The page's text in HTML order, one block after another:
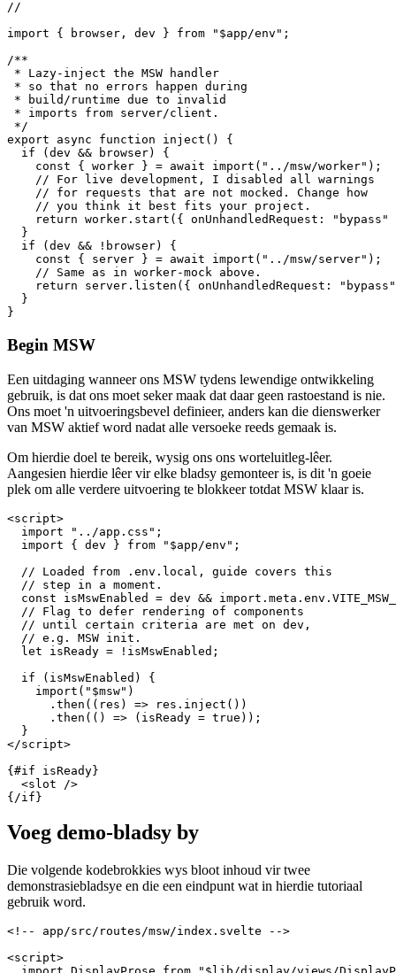
//
// app/src/msw/index.ts
//
import { browser, dev } from "$app/env";
/**
* Lazy-inject the MSW handler
* so that no errors happen during
* build/runtime due to invalid
* imports from server/client.
export async function inject() {
  if (dev && browser) {
    const { worker } = await import("../msw/worker");
    // For live development, I disabled all warnings
    // for requests that are not mocked. Change how
    // you think it best fits your project.
return worker.start({ onUnhandledRequest: "bypass"
  if (dev && !browser) {
    const { server } = await import("../msw/server");
return server.listen({ onUnhandledRequest:
  }
Begin MSW
Een uitdaging wanneer ons MSW tydens lewendige ontwikkeling
Ons moet 'n uitvoeringsbevel definieer, anders kan die dienswerker
van MSW aktief word nadat alle versoeke reeds gemaak is.
Aangesien hierdie lêer vir elke bladsy gemonteer is, is dit 'n goeie
plek om alle verdere uitvoering te blokkeer totdat MSW klaar is.
<script>
  import "../app.css";
  import { dev } from "$app/env";
  // Loaded from .env.local, guide covers this
  // step in a moment.
const isMswEnabled = dev &&
  // Flag to defer rendering of components
  // until certain criteria are met on dev,
  // e.g. MSW init.
  let isReady = !isMswEnabled;
  if (isMswEnabled) {
    import("$msw")
      .then((res) => res.inject())
      .then(() => (isReady = true));
  }
</script>
  <slot />
Voeg demo-bladsy by
demonstrasiebladsye en die een eindpunt wat in hierdie tutoriaal
gebruik word.